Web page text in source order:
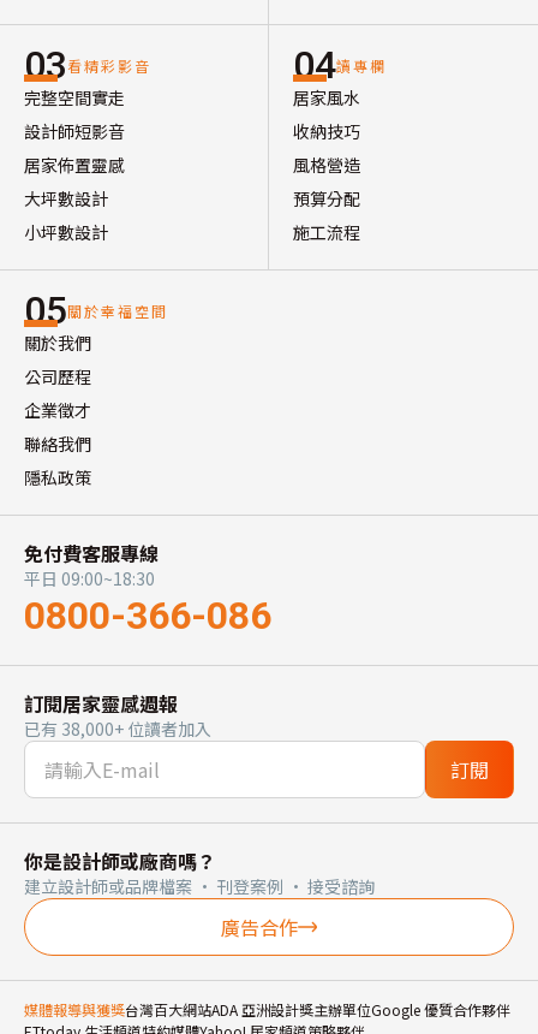
03看精彩影音
完整空間實走
設計師短影音
居家佈置靈感
大坪數設計
小坪數設計
04讀專欄
居家風水
收納技巧
風格營造
預算分配
施工流程
05關於幸福空間
關於我們
公司歷程
企業徵才
聯絡我們
隱私政策
免付費客服專線
平日 09:00~18:30
0800-366-086
訂閱居家靈感週報
已有 38,000+ 位讀者加入
訂閱
你是設計師或廠商嗎？
建立設計師或品牌檔案 · 刊登案例 · 接受諮詢
廣告合作
媒體報導與獲獎台灣百大網站ADA 亞洲設計獎主辦單位Google 優質合作夥伴